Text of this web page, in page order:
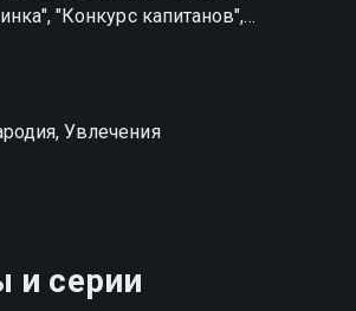
"Конкурс капитанов",
"Домашнее задание"
Увлечения
и серии